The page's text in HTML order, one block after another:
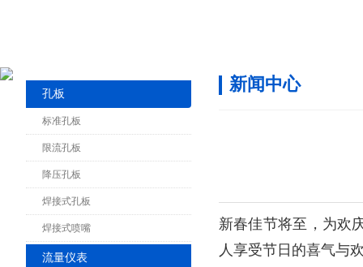
孔板
标准孔板
限流孔板
降压孔板
焊接式孔板
焊接式喷嘴
流量仪表
新闻中心
新春佳节将至，为
人享受节日的喜气与欢